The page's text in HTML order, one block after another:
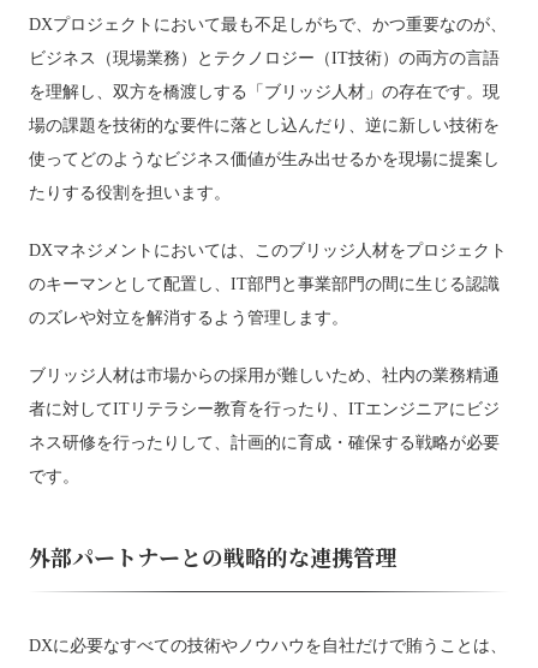
DXプロジェクトにおいて最も不足しがちで、かつ重要なのが、
ビジネス（現場業務）とテクノロジー（IT技術）の両方の言語
を理解し、双方を橋渡しする「ブリッジ人材」の存在です。現
場の課題を技術的な要件に落とし込んだり、逆に新しい技術を
使ってどのようなビジネス価値が生み出せるかを現場に提案し
たりする役割を担います。
DXマネジメントにおいては、このブリッジ人材をプロジェクト
のキーマンとして配置し、IT部門と事業部門の間に生じる認識
のズレや対立を解消するよう管理します。
ブリッジ人材は市場からの採用が難しいため、社内の業務精通
者に対してITリテラシー教育を行ったり、ITエンジニアにビジ
ネス研修を行ったりして、計画的に育成・確保する戦略が必要
です。
外部パートナーとの戦略的な連携管理
DXに必要なすべての技術やノウハウを自社だけで賄うことは、